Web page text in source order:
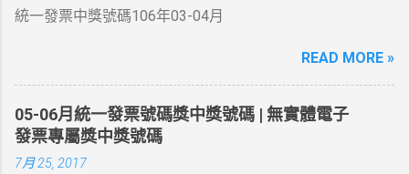
期統一發票收執聯末4 位數號碼與頭獎中獎號碼末4 位相同
與頭獎中獎號碼末3 位相同者各得獎金 2 百元 增開六獎
352 、 672 、 731 、 214 同期統一發票收執聯末3 位數號
碼與上列號碼相同者各得獎金 2 百元 領獎期間自105年10
月06日起至106年01月05日止
統一發票中獎號碼106年03-04月
READ MORE »
05-06月統一發票號碼獎中獎號碼 | 無實體電子
發票專屬獎中獎號碼
7月 25, 2017